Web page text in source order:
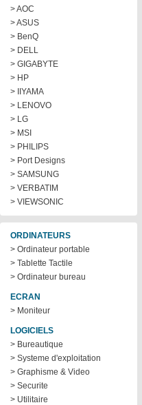
> AOC
> ASUS
> BenQ
> DELL
> GIGABYTE
> HP
> IIYAMA
> LENOVO
> LG
> MSI
> PHILIPS
> Port Designs
> SAMSUNG
> VERBATIM
> VIEWSONIC
ORDINATEURS
> Ordinateur portable
> Tablette Tactile
> Ordinateur bureau
ECRAN
> Moniteur
LOGICIELS
> Bureautique
> Systeme d'exploitation
> Graphisme & Video
> Securite
> Utilitaire